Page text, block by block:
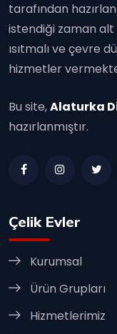
tarafından
istendiği zaman alt
ısıtmalı ve çevre
hizmetler
Bu site,Alaturka
hazırlanmıştır.
Çelik Evler
Kurumsal
Ürün Grupları
Hizmetlerimiz